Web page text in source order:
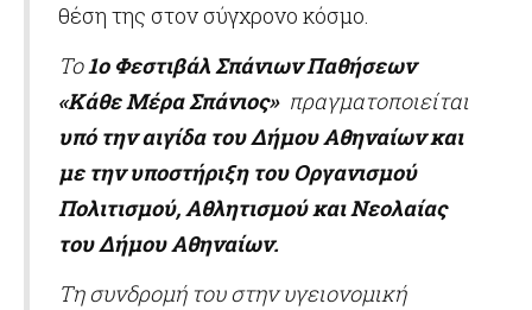
θέση της στον σύγχρονο κόσμο.
Το1ο Φεστιβάλ Σπάνιων Παθήσεων
«Κάθε Μέρα Σπάνιος» πραγματοποιείται
υπό την αιγίδα του Δήμου Αθηναίωνκαι
με την υποστήριξη του Οργανισμού
Πολιτισμού, Αθλητισμού και Νεολαίας
του Δήμου Αθηναίων.
Τη συνδρομή του στην υγειονομική